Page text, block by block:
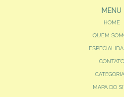
MENU
HOME
QUEM
CONTATO
MAPA DO